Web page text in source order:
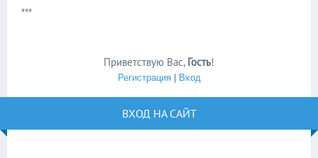
***
Приветствую Вас, Гость!
Регистрация| Вход
ВХОД НА САЙТ